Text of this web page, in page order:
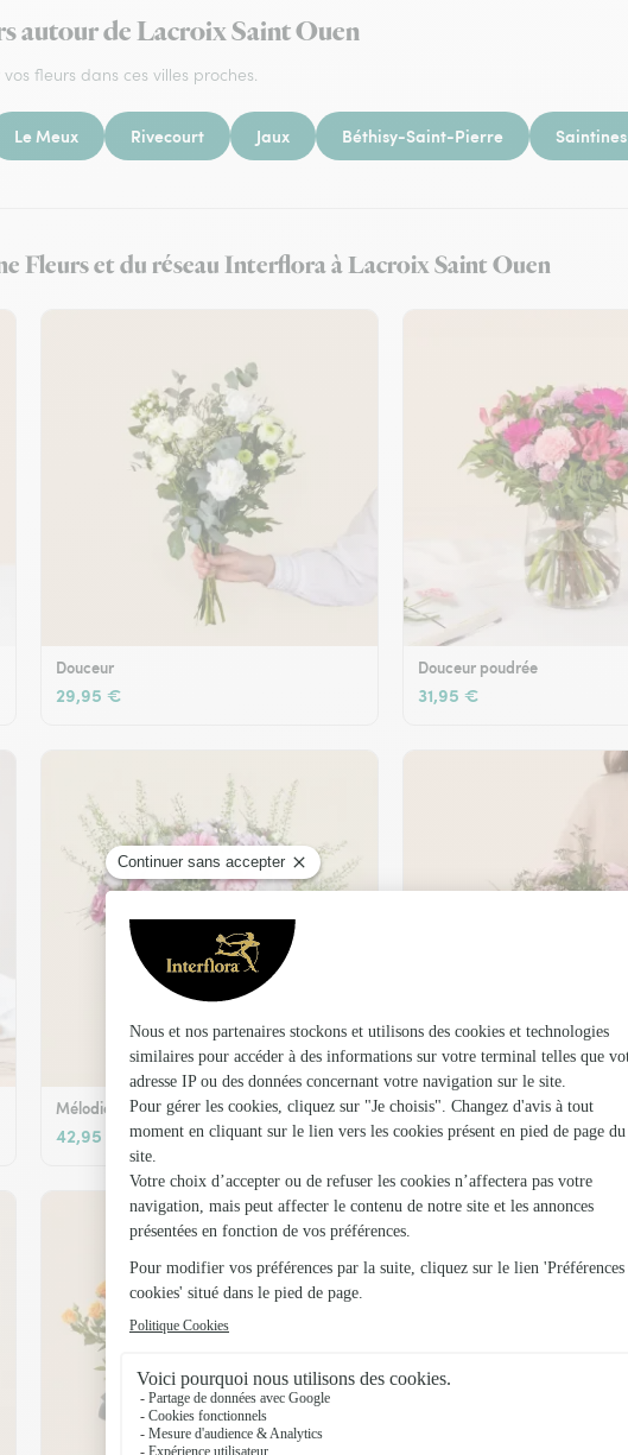
autour de Lacroix Saint Ouen
fleurs dans ces villes proches.
Le Meux Rivecourt Jaux Béthisy-Saint-Pierre Saintines
Fleurs et du réseau Interflora à Lacroix Saint Ouen
Douceur
29,95 €
Douceur poudrée
31,95 €
Mélodie et son vase offert
42,95 €
Plaisir fleuri
36,95 €